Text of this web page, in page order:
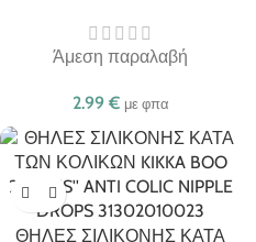
Άμεση παραλαβή
2.99 € με φπα
ΘΗΛΕΣ ΣΙΛΙΚΟΝΗΣ ΚΑΤΑ